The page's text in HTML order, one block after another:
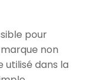
pour
non
utilisé dans la